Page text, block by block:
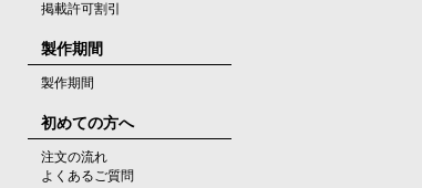
掲載許可割引
製作期間
製作期間
初めての方へ
注文の流れ
よくあるご質問